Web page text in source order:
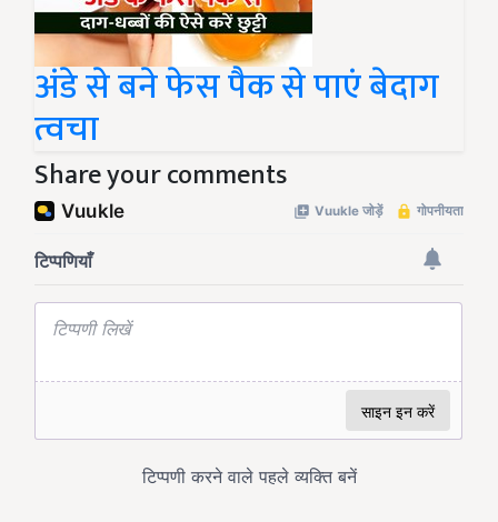
अंडे से बने फेस पैक से पाएं बेदाग
त्वचा
Share your comments